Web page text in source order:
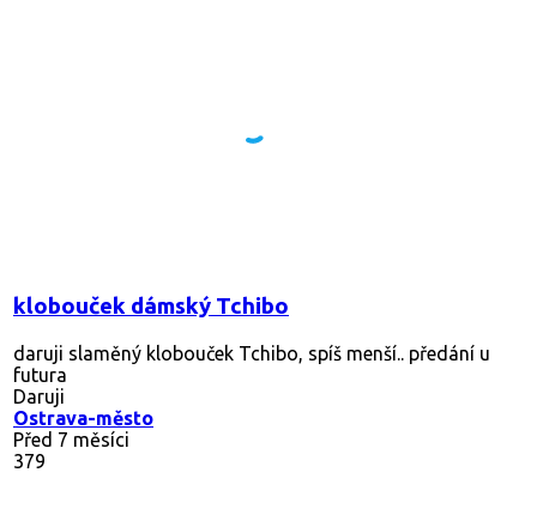
klobouček dámský Tchibo
daruji slaměný klobouček Tchibo, spíš menší.. předání u
futura
Daruji
Ostrava-město
Před 7 měsíci
379